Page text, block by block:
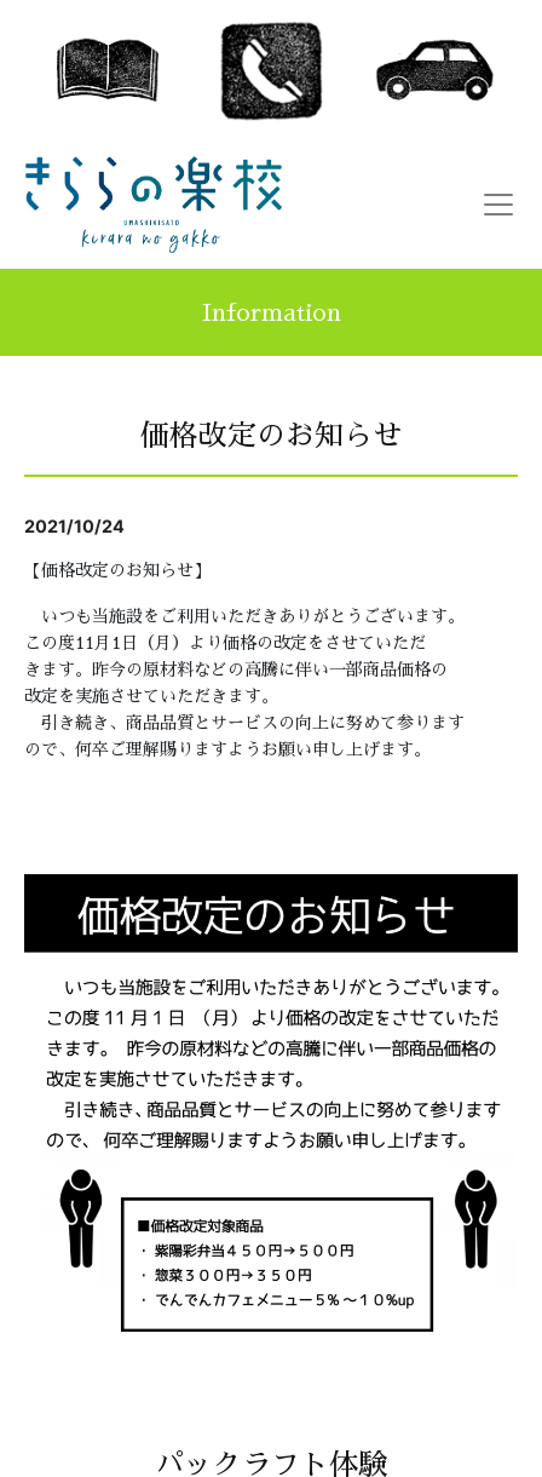
Information
価格改定のお知らせ
2021/10/24
【価格改定のお知らせ】
いつも当施設をご利用いただきありがとうございます。
この度11月1日（月）より価格の改定をさせていただ
きます。昨今の原材料などの高騰に伴い一部商品価格の
改定を実施させていただきます。
引き続き、商品品質とサービスの向上に努めて参ります
ので、何卒ご理解賜りますようお願い申し上げます。
パックラフト体験